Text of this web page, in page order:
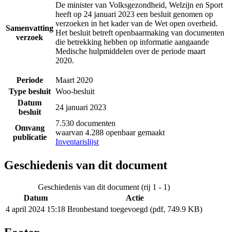
Samenvatting
verzoek
De minister van Volksgezondheid, Welzijn en Sport
heeft op 24 januari 2023 een besluit genomen op
verzoeken in het kader van de Wet open overheid.
Het besluit betreft openbaarmaking van documenten
die betrekking hebben op informatie aangaande
Medische hulpmiddelen over de periode maart
2020.
Periode
Maart 2020
Type besluit Woo-besluit
Datum
besluit
24 januari 2023
Omvang
publicatie
7.530 documenten
waarvan 4.288 openbaar gemaakt
Inventarislijst
Geschiedenis van dit document
Geschiedenis van dit document (rij 1 - 1)
Datum
Actie
4 april 2024 15:18 Bronbestand toegevoegd (pdf, 749.9 KB)